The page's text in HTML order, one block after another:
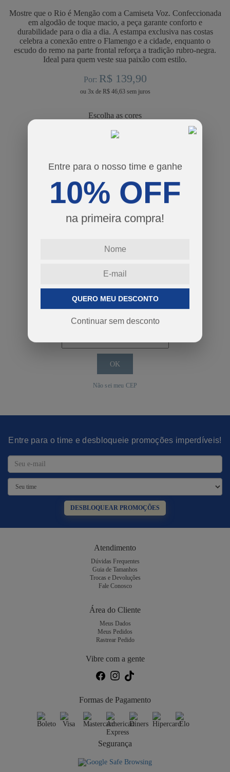
Entre para o nosso time e ganhe
10% OFF
na primeira compra!
QUERO MEU DESCONTO
Continuar sem desconto
Mostre que o Rio é Mengão com a Camiseta Voz. Confeccionada
em algodão de toque macio, a peça garante conforto e
durabilidade para o dia a dia. A estampa exclusiva nas costas
celebra a conexão entre o Flamengo e a cidade, enquanto o
escudo do remo na parte frontal reforça a tradição rubro-negra.
Ideal para quem veste sua paixão com estilo.
Por: R$ 139,90
ou 3xde R$ 46,63
cores
P M G GG
Guia de Tamanhos
+
-
COMPRAR
Calcular o Frete
Não sei meu CEP
Entre para o time e desbloqueie promoções imperdíveis!
DESBLOQUEAR PROMOÇÕES
Atendimento
Dúvidas Frequentes
Guia de Tamanhos
Trocas e Devoluções
Fale Conosco
Área do Cliente
Meus Dados
Meus Pedidos
Rastrear Pedido
Vibre com a gente
Formas de Pagamento
Segurança